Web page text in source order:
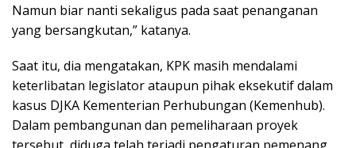
Namun biar nanti sekaligus pada saat penanganan
yang bersangkutan,” katanya.
Saat itu, dia mengatakan, KPK masih mendalami
keterlibatan legislator ataupun pihak eksekutif dalam
kasus DJKA Kementerian Perhubungan (Kemenhub).
Dalam pembangunan dan pemeliharaan proyek